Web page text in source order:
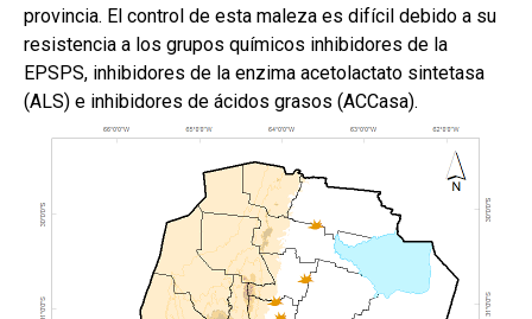
provincia. El control de esta maleza es difícil debido a su
resistencia a los grupos químicos inhibidores de la
EPSPS, inhibidores de la enzima acetolactato sintetasa
(ALS) e inhibidores de ácidos grasos (ACCasa).